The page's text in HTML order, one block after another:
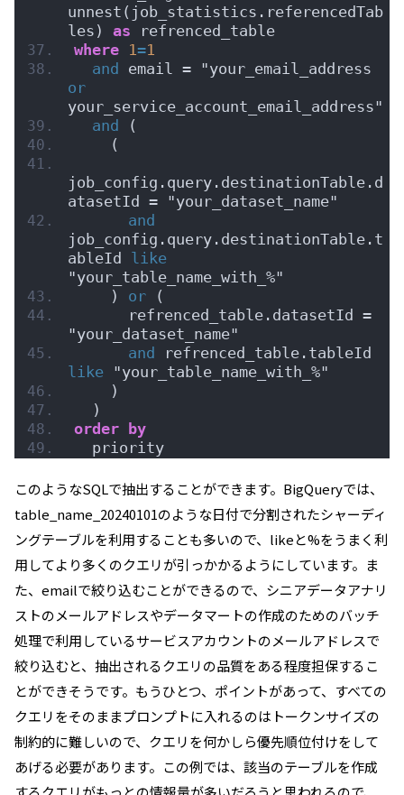
unnest(job_statistics.referencedTab
les) as refrenced_table
where 1=1
and
or
your_service_account_email_address"
and
(
    (
job_config.query.destinationTable.d
atasetId = "your_dataset_name"
and
job_config.query.destinationTable.t
ableId like
"your_table_name_with_%"
    )
or (
      refrenced_table.datasetId =
"your_dataset_name"
and
like "your_table_name_with_%"
    )
  )
order by
  priority
このようなSQLで抽出することができます。BigQueryでは、
table_name_20240101のような日付で分割されたシャーディ
ングテーブルを利用することも多いので、likeと%をうまく利
用してより多くのクエリが引っかかるようにしています。ま
た、emailで絞り込むことができるので、シニアデータアナリ
ストのメールアドレスやデータマートの作成のためのバッチ
処理で利用しているサービスアカウントのメールアドレスで
絞り込むと、抽出されるクエリの品質をある程度担保するこ
とができそうです。もうひとつ、ポイントがあって、すべての
クエリをそのままプロンプトに入れるのはトークンサイズの
制約的に難しいので、クエリを何かしら優先順位付けをして
あげる必要があります。この例では、該当のテーブルを作成